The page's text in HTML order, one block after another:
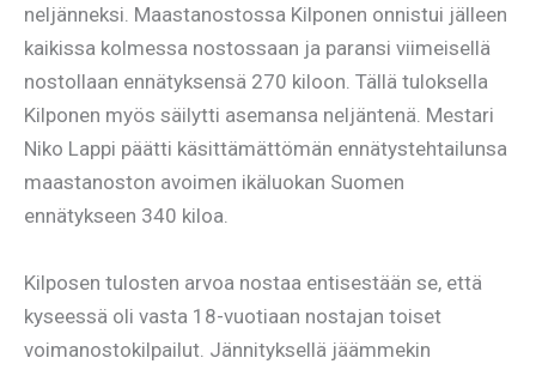
neljänneksi. Maastanostossa Kilponen onnistui jälleen
kaikissa kolmessa nostossaan ja paransi viimeisellä
nostollaan ennätyksensä 270 kiloon. Tällä tuloksella
Kilponen myös säilytti asemansa neljäntenä. Mestari
Niko Lappi päätti käsittämättömän ennätystehtailunsa
maastanoston avoimen ikäluokan Suomen
ennätykseen 340 kiloa.
Kilposen tulosten arvoa nostaa entisestään se, että
kyseessä oli vasta 18-vuotiaan nostajan toiset
voimanostokilpailut. Jännityksellä jäämmekin